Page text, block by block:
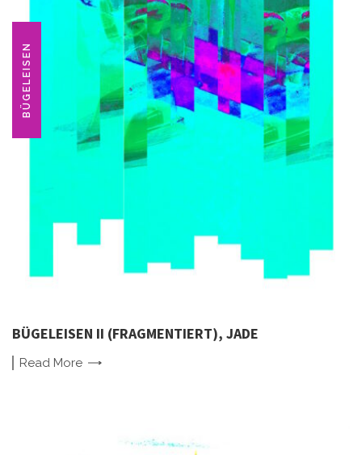
BÜGELEISEN
BÜGELEISEN II (FRAGMENTIERT), JADE
Read More